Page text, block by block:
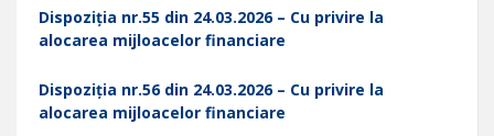
Dispoziția nr.55 din 24.03.2026 – Cu privire la
alocarea mijloacelor financiare
Dispoziția nr.56 din 24.03.2026 – Cu privire la
alocarea mijloacelor financiare